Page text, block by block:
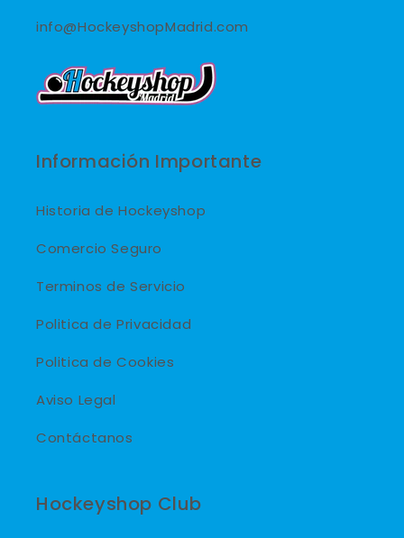
info@HockeyshopMadrid.com
Información Importante
Historia de Hockeyshop
Comercio Seguro
Terminos de Servicio
Politica de Privacidad
Politica de Cookies
Aviso Legal
Contáctanos
Hockeyshop Club